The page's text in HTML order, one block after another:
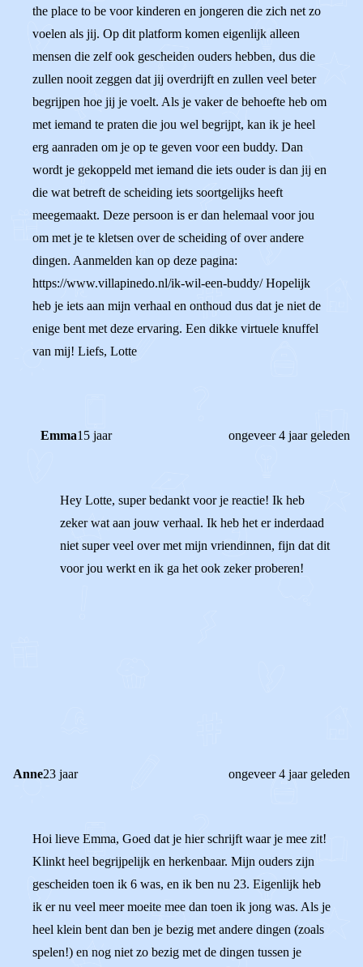
the place to be voor kinderen en jongeren die zich net zo
voelen als jij. Op dit platform komen eigenlijk alleen
mensen die zelf ook gescheiden ouders hebben, dus die
zullen nooit zeggen dat jij overdrijft en zullen veel beter
begrijpen hoe jij je voelt. Als je vaker de behoefte heb om
met iemand te praten die jou wel begrijpt, kan ik je heel
erg aanraden om je op te geven voor een buddy. Dan
wordt je gekoppeld met iemand die iets ouder is dan jij en
die wat betreft de scheiding iets soortgelijks heeft
meegemaakt. Deze persoon is er dan helemaal voor jou
om met je te kletsen over de scheiding of over andere
dingen. Aanmelden kan op deze pagina:
https://www.villapinedo.nl/ik-wil-een-buddy/ Hopelijk
heb je iets aan mijn verhaal en onthoud dus dat je niet de
enige bent met deze ervaring. Een dikke virtuele knuffel
van mij! Liefs, Lotte
Emma15 jaar ongeveer 4 jaar geleden
Hey Lotte, super bedankt voor je reactie! Ik heb
zeker wat aan jouw verhaal. Ik heb het er inderdaad
niet super veel over met mijn vriendinnen, fijn dat dit
voor jou werkt en ik ga het ook zeker proberen!
Anne23 jaar ongeveer 4 jaar geleden
Hoi lieve Emma, Goed dat je hier schrijft waar je mee zit!
Klinkt heel begrijpelijk en herkenbaar. Mijn ouders zijn
gescheiden toen ik 6 was, en ik ben nu 23. Eigenlijk heb
ik er nu veel meer moeite mee dan toen ik jong was. Als je
heel klein bent dan ben je bezig met andere dingen (zoals
spelen!) en nog niet zo bezig met de dingen tussen je